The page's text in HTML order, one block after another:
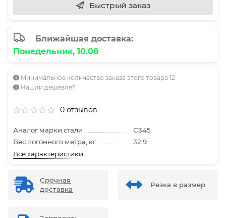
Быстрый заказ
Ближайшая доставка:
Понедельник, 10.08
Минимальное количество заказа этого товара 12
Нашли дешевле?
0 отзывов
Аналог марки стали
С345
Вес погонного метра, кг
32.9
Все характеристики
Срочная
доставка
Резка в размер